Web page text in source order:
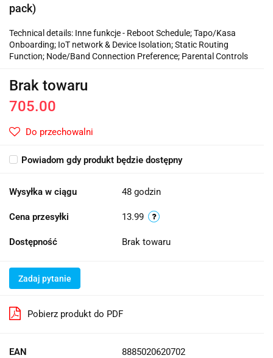
pack)
Technical details: Inne funkcje - Reboot Schedule; Tapo/Kasa
Onboarding; IoT network & Device Isolation; Static Routing
Function; Node/Band Connection Preference; Parental Controls
Brak towaru
705.00
Do przechowalni
Powiadom gdy produkt będzie dostępny
Wysyłka w ciągu 48 godzin
Cena przesyłki 13.99
Dostępność Brak towaru
Zadaj pytanie
Pobierz produkt do PDF
EAN 8885020620702